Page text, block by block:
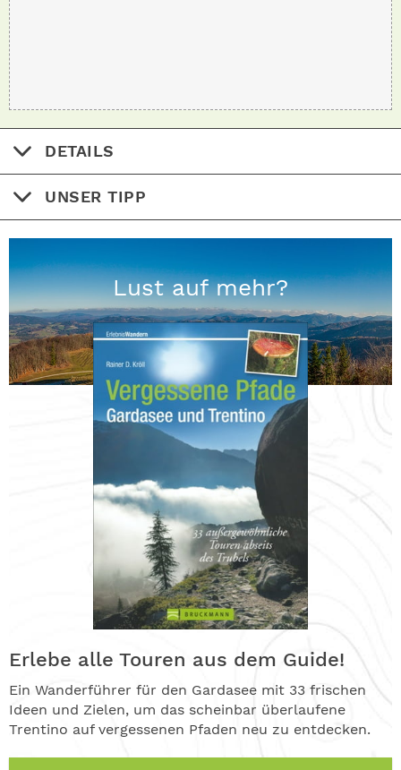
DETAILS
UNSER TIPP
Lust auf mehr?
Erlebe alle Touren aus dem Guide!
Ein Wanderführer für den Gardasee mit 33 frischen
Ideen und Zielen, um das scheinbar überlaufene
Trentino auf vergessenen Pfaden neu zu entdecken.